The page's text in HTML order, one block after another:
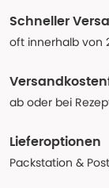
Schneller
oft innerhalb von
ab oder bei
Lieferoptionen
Packstation &